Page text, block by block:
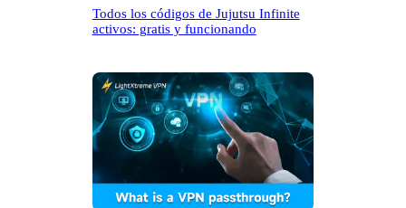
Todos los códigos de Jujutsu Infinite
activos: gratis y funcionando